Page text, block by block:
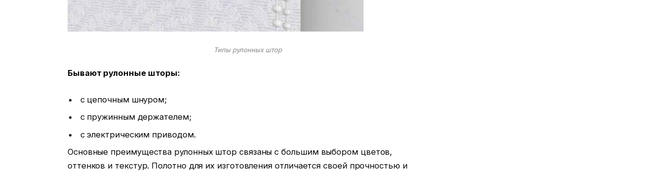
Типы рулонных штор
Бывают рулонные шторы:
с цепочным шнуром;
с пружинным держателем;
с электрическим приводом.
Основные преимущества рулонных штор связаны с большим выбором цветов,
оттенков и текстур. Полотно для их изготовления отличается своей прочностью и